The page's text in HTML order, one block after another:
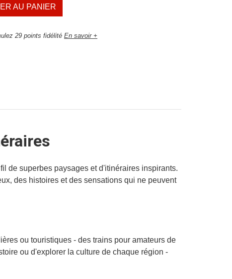
AU PANIER
29 points fidélité En savoir +
de superbes paysages et d'itinéraires inspirants.
des histoires et des sensations qui ne peuvent
ou touristiques - des trains pour amateurs de
ou d'explorer la culture de chaque région -